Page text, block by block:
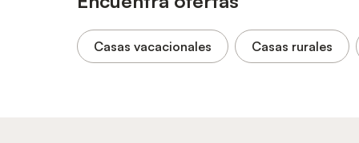
Casas vacacionales Casas rurales